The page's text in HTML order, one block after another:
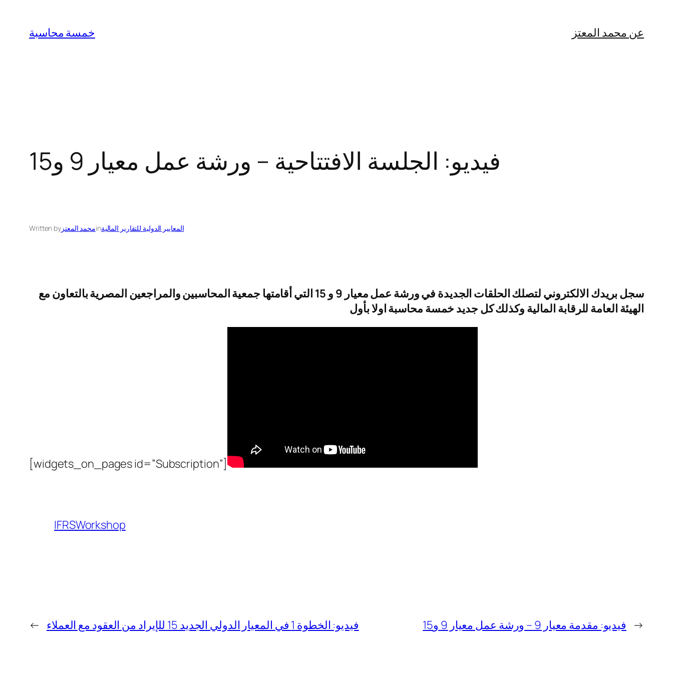
content
خمسة محاسبة عن محمد المعتز
فيديو: الجلسة الافتتاحية – ورشة عمل معيار 9 و15
Written by محمد المعتزinالمعايير الدولية للتقارير المالية
سجل بريدك الالكتروني لتصلك الحلقات الجديدة في ورشة عمل معيار 9 و 15 التي أقامتها جمعية المحاسبين والمراجعين المصرية بالتعاون مع
الهيئة العامة للرقابة المالية وكذلك كل جديد خمسة محاسبة اولا بأول
[widgets_on_pages id=”Subscription”]
IFRSWorkshop
← فيديو: الخطوة 1 في المعيار الدولي الجديد 15 للإيراد من العقود مع العملاء فيديو: مقدمة معيار 9 – ورشة عمل معيار 9 و15 →